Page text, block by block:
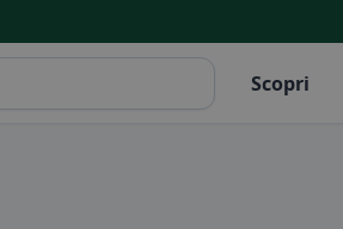
Scopri